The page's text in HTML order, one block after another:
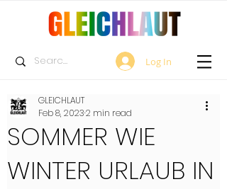
Log In
SOMMER WIE
WINTER URLAUB IN
GLEICHLAUT
Feb 8, 20232 min read